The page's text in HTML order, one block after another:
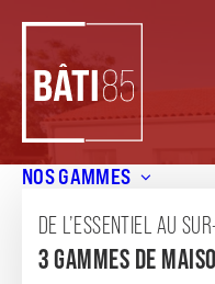
NOS GAMMES
DE L’ESSENTIEL AU
3 GAMMES DE
avec jardin à Challans
ANNONCE